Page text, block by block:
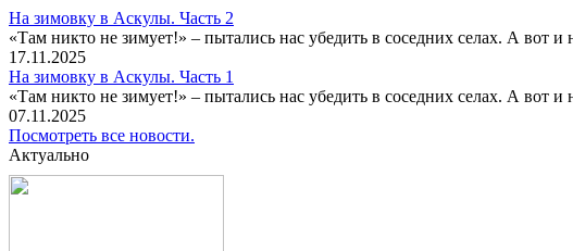
На зимовку в Аскулы. Часть 2
«Там никто не зимует!» – пытались нас убедить в соседних селах. А вот
17.11.2025
На зимовку в Аскулы. Часть 1
«Там никто не зимует!» – пытались нас убедить в соседних селах. А вот
07.11.2025
Посмотреть все новости.
Актуально